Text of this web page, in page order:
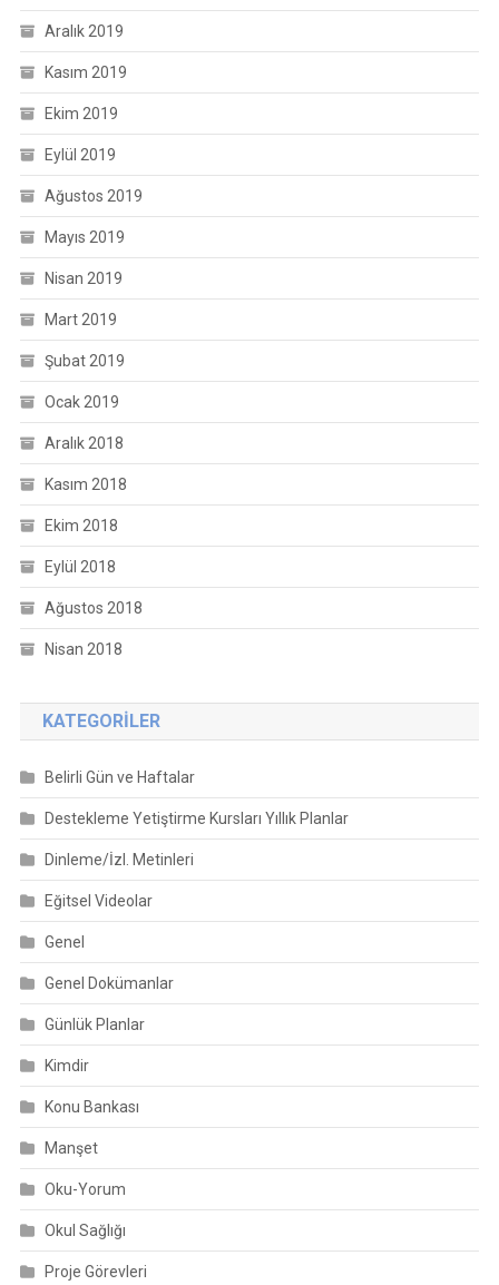
Aralık 2019
Kasım 2019
Ekim 2019
Eylül 2019
Ağustos 2019
Mayıs 2019
Nisan 2019
Mart 2019
Şubat 2019
Ocak 2019
Aralık 2018
Kasım 2018
Ekim 2018
Eylül 2018
Ağustos 2018
Nisan 2018
KATEGORILER
Belirli Gün ve Haftalar
Destekleme Yetiştirme Kursları Yıllık Planlar
Dinleme/İzl. Metinleri
Eğitsel Videolar
Genel
Genel Dokümanlar
Günlük Planlar
Kimdir
Konu Bankası
Manşet
Oku-Yorum
Okul Sağlığı
Proje Görevleri